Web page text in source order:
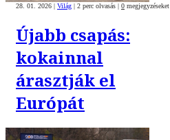
28. 01. 2026 | Világ | 2 perc olvasás | 0 megjegyzéseket
Újabb csapás:
kokainnal
árasztják el
Európát